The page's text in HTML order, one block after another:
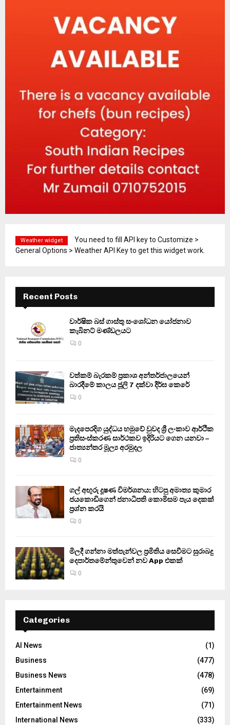
Weather widget
You need to fill API key to Customize >
General Options > Weather API Key to get this widget work.
Recent Posts
වාර්ෂික බස් ගාස්තු සංශෝධන යෝජනාව
කැබිනට් මණ්ඩලයට
0
වත්කම් බැරකම් ප්‍රකාශ අන්තර්ජාලයෙන්
බාරදීමේ කාලය ජූලි 7 දක්වා දීර්ඝ කෙරේ
0
මැදපෙරදිග යුද්ධය හමුවේ වුවද ශ්‍රී ලංකාව ආර්ථික
ප්‍රතිසංස්කරණ සාර්ථකව ඉදිරියට ගෙන යනවා –
ජාත්‍යන්තර මූල්‍ය අරමුදල
0
ගල් අඟුරු දූෂණ විමර්ශනය: හිටපු අමාත්‍ය කුමාර
ජයකොඩිගෙන් ජනාධිපති කොමිසම පැය දෙකක්
ප්‍රශ්න කරයි
0
මිලදී ගන්නා මත්පැන්වල ප්‍රමිතිය සෙවීමට සුරාබදු
දෙපාර්තමේන්තුවෙන් නව App එකක්
0
Categories
AI News
(1)
Business
(477)
Business News
(478)
Entertainment
(69)
Entertainment News
(71)
International News
(333)